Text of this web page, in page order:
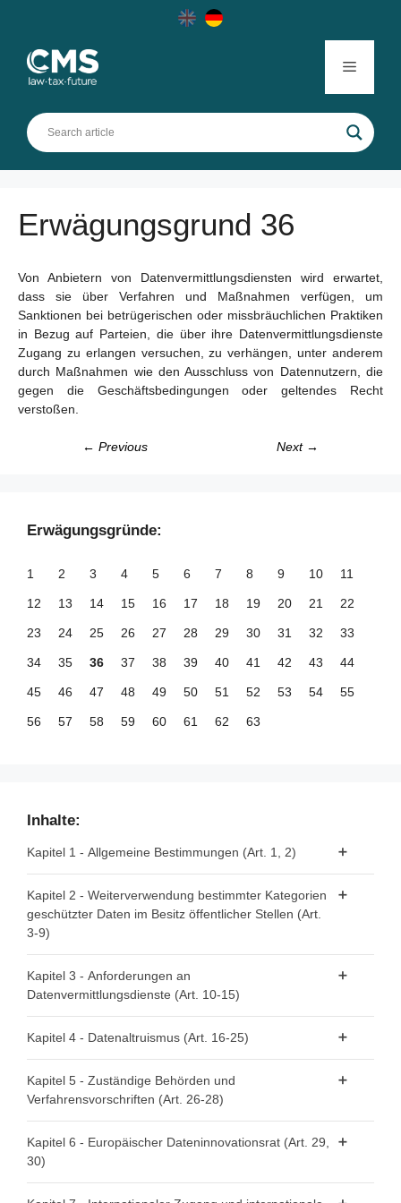
Menu
Erwägungsgrund 36
Von Anbietern von Datenvermittlungsdiensten wird erwartet,
dass sie über Verfahren und Maßnahmen verfügen, um
Sanktionen bei betrügerischen oder missbräuchlichen Praktiken
in Bezug auf Parteien, die über ihre Datenvermittlungsdienste
Zugang zu erlangen versuchen, zu verhängen, unter anderem
durch Maßnahmen wie den Ausschluss von Datennutzern, die
gegen die Geschäftsbedingungen oder geltendes Recht
verstoßen.
← Previous Next →
Erwägungsgründe:
1 2 3 4 5 6 7 8 9 10 11
12 13 14 15 16 17 18 19 20 21 22
23 24 25 26 27 28 29 30 31 32 33
34 35 36 37 38 39 40 41 42 43 44
45 46 47 48 49 50 51 52 53 54 55
56 57 58 59 60 61 62 63
Inhalte:
Kapitel 1 - Allgemeine Bestimmungen (Art. 1, 2)
Artikel 2 - Begriffsbestimmungen
Kapitel 2 - Weiterverwendung bestimmter Kategorien
geschützter Daten im Besitz öffentlicher Stellen (Art.
3-9)
Artikel 4 - Verbot von Ausschließlichkeitsvereinbarungen
Artikel 6 - Gebühren
Artikel 7 - Zuständige Stellen
Artikel 9 - Verfahren für Anträge auf Weiterverwendung
Kapitel 3 - Anforderungen an
Datenvermittlungsdienste (Art. 10-15)
Artikel 11 - Anmeldung der Anbieter von
Datenvermittlungsdiensten
Artikel 12 - Bedingungen für die Erbringung von
Datenvermittlungsdiensten
Kapitel 4 - Datenaltruismus (Art. 16-25)
Artikel 17 - Öffentliche Register der anerkannten
datenaltruistischen Organisationen
Artikel 18 - Allgemeine Eintragungsanforderungen
Artikel 19 - Eintragung anerkannter datenaltruistischer
Organisationen
Kapitel 5 - Zuständige Behörden und
Verfahrensvorschriften (Art. 26-28)
Kapitel 6 - Europäischer Dateninnovationsrat (Art. 29,
30)